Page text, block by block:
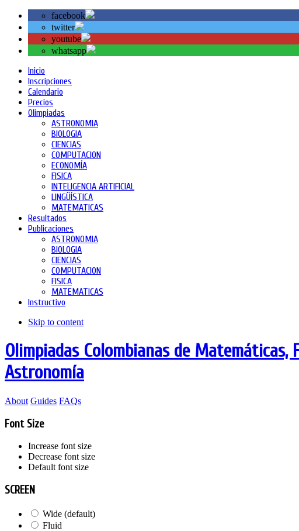
facebook
twitter
youtube
whatsapp
Inicio
Inscripciones
Calendario
Precios
Olimpiadas
ASTRONOMIA
BIOLOGIA
CIENCIAS
COMPUTACION
ECONOMÍA
FISICA
INTELIGENCIA ARTIFICIAL
LINGÜÍSTICA
MATEMATICAS
Resultados
Publicaciones
ASTRONOMIA
BIOLOGIA
CIENCIAS
COMPUTACION
FISICA
MATEMATICAS
Instructivo
Skip to content
Olimpiadas Colombianas de Matemáticas,
Astronomía
About Guides FAQs
Font Size
Increase font size
Decrease font size
Default font size
SCREEN
Wide (default)
Fluid